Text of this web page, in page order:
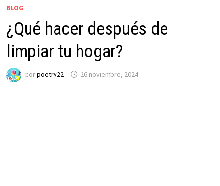
BLOG
¿Qué hacer después de
limpiar tu hogar?
porpoetry22 26 noviembre, 2024